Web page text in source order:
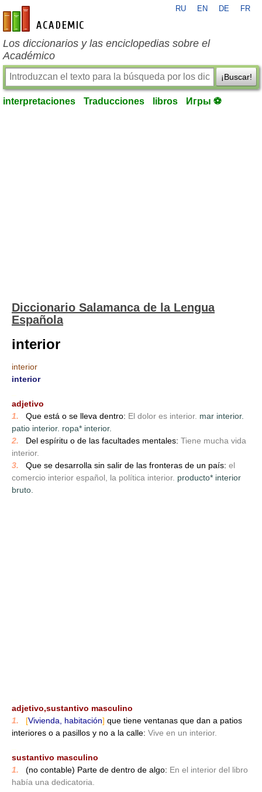
es-academic.com
RU EN DE FR
Los diccionarios y las enciclopedias sobre el
Académico
¡Buscar!
interpretaciones Traducciones libros Игры ⚽
Diccionario Salamanca de la Lengua
Española
interior
interior
interior
adjetivo
1.
Que está o se lleva dentro: El dolor es interior. mar interior.
patio interior. ropa* interior.
2.
Del espíritu o de las facultades mentales: Tiene mucha vida
interior.
3.
Que se desarrolla sin salir de las fronteras de un país: el
comercio interior español, la política interior. producto* interior
bruto.
adjetivo,sustantivo masculino
1.
[Vivienda, habitación] que tiene ventanas que dan a patios
interiores o a pasillos y no a la calle: Vive en un interior.
sustantivo masculino
1.
(no contable) Parte de dentro de algo: En el interior del libro
había una dedicatoria.